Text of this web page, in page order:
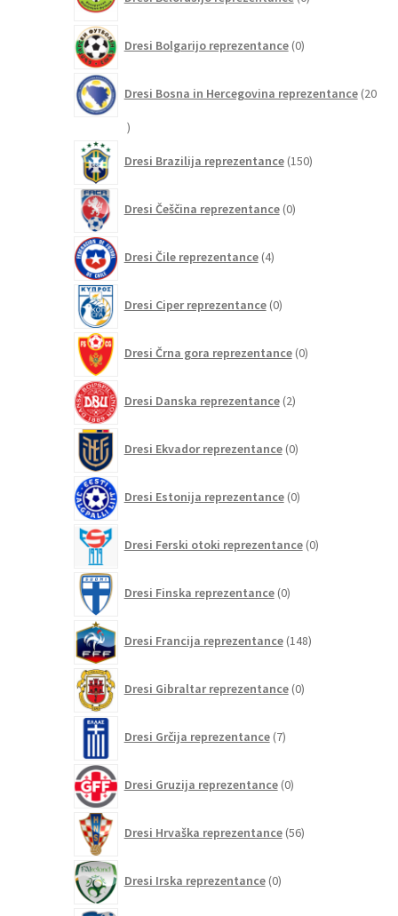
izdelkov
Dresi Bolgarijo reprezentance 0izdelkov
Dresi Bosna in Hercegovina reprezentance 20
20
Dresi Brazilija reprezentance 150izdelkov
Dresi Češčina reprezentance 0izdelkov
Dresi Čile reprezentance 4izdelki
Dresi Ciper reprezentance 0izdelkov
Dresi Črna gora reprezentance 0izdelkov
Dresi Danska reprezentance 2izdelka
Dresi Ekvador reprezentance 0izdelkov
Dresi Estonija reprezentance 0izdelkov
Dresi Ferski otoki reprezentance 0izdelkov
Dresi Finska reprezentance 0izdelkov
Dresi Francija reprezentance 148izdelkov
Dresi Gibraltar reprezentance 0izdelkov
Dresi Grčija reprezentance 7izdelkov
Dresi Gruzija reprezentance 0izdelkov
Dresi Hrvaška reprezentance 56izdelkov
Dresi Irska reprezentance 0izdelkov